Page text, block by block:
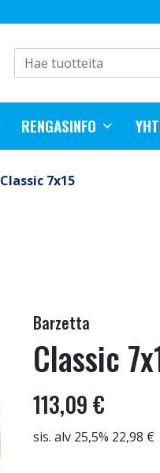
RENGASINFO
Classic 7x15
Barzetta
Classic
113,09 €
sis. alv 25,5% 22,98 €